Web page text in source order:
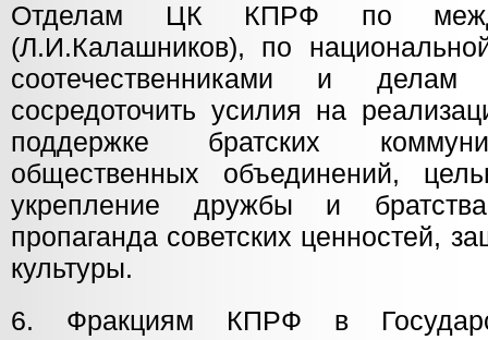
Отделам ЦК КПРФ по
(Л.И.Калашников), по
соотечественниками и
сосредоточить усилия на
поддержке братских
общественных объединений,
укрепление дружбы и
пропаганда советских ценностей,
культуры.
6. Фракциям КПРФ в